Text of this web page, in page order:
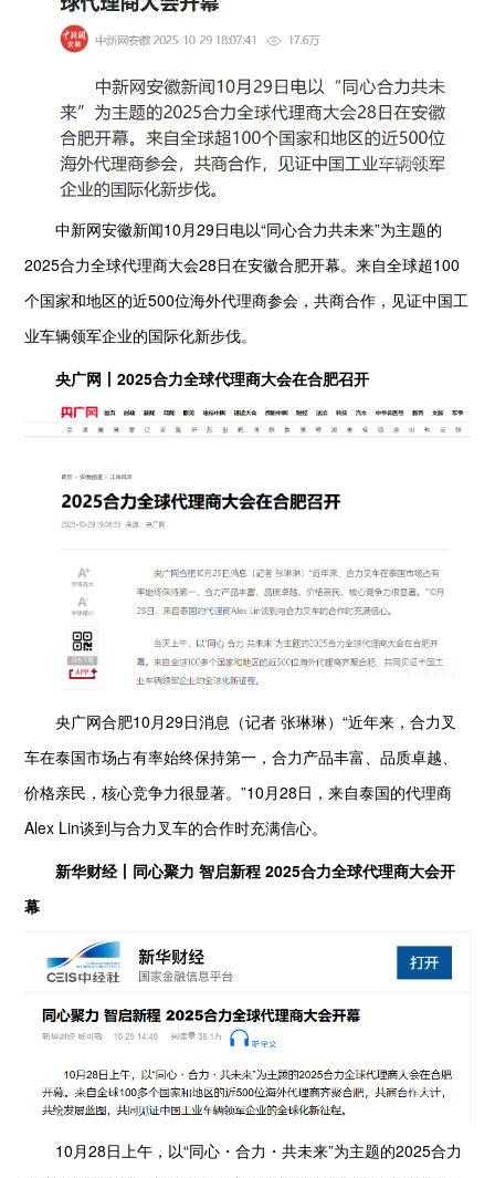
中新网安徽新闻10月29日电以“同心合力共未来”为主题的
2025合力全球代理商大会28日在安徽合肥开幕。来自全球超100
个国家和地区的近500位海外代理商参会，共商合作，见证中国工
业车辆领军企业的国际化新步伐。
央广网丨2025合力全球代理商大会在合肥召开
央广网合肥10月29日消息（记者 张琳琳）“近年来，合力叉
车在泰国市场占有率始终保持第一，合力产品丰富、品质卓越、
价格亲民，核心竞争力很显著。”10月28日，来自泰国的代理商
Alex Lin谈到与合力叉车的合作时充满信心。
新华财经丨同心聚力 智启新程 2025合力全球代理商大会开
幕
10月28日上午，以“同心・合力・共未来”为主题的2025合力